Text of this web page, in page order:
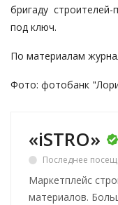
бригаду
под ключ.
По материалам
Фото: фотобанк
«iSTRO»
Последнее
Маркетплейс
материалов.